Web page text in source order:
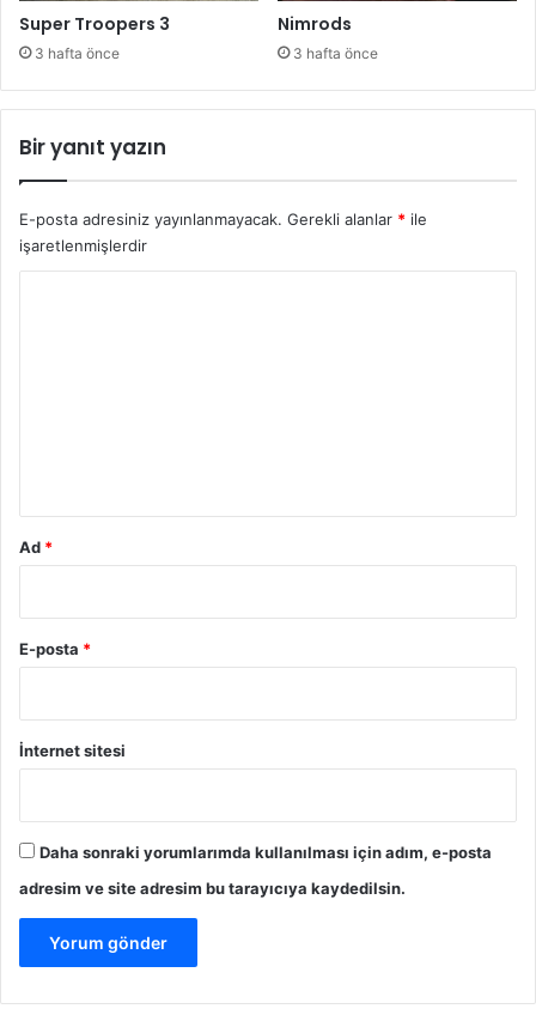
Super Troopers 3
3 hafta önce
Nimrods
3 hafta önce
Bir yanıt yazın
E-posta adresiniz yayınlanmayacak. Gerekli alanlar * ile
işaretlenmişlerdir
Ad *
E-posta *
İnternet sitesi
Daha sonraki yorumlarımda kullanılması için adım, e-posta
adresim ve site adresim bu tarayıcıya kaydedilsin.